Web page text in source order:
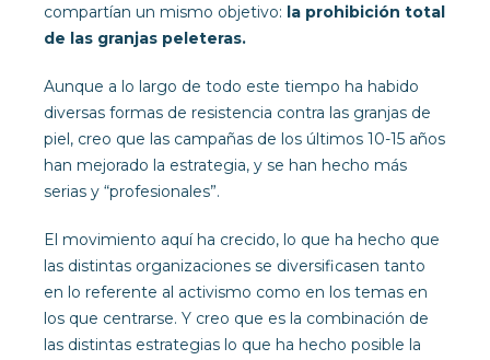
compartían un mismo objetivo: la prohibición total
de las granjas peleteras.
Aunque a lo largo de todo este tiempo ha habido
diversas formas de resistencia contra las granjas de
piel, creo que las campañas de los últimos 10-15 años
han mejorado la estrategia, y se han hecho más
serias y “profesionales”.
El movimiento aquí ha crecido, lo que ha hecho que
las distintas organizaciones se diversificasen tanto
en lo referente al activismo como en los temas en
los que centrarse. Y creo que es la combinación de
las distintas estrategias lo que ha hecho posible la